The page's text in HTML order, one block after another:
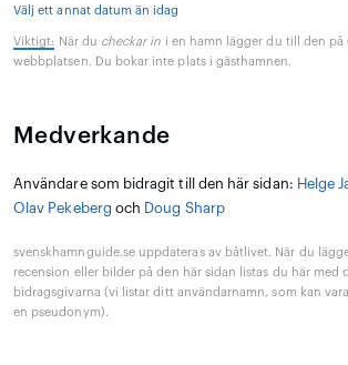
Välj ett annat datum än idag
Viktigt: När du checkar in i en hamn lägger du till den på
webbplatsen. Du bokar inte plats i gästhamnen.
Medverkande
Användare som bidragit till den här sidan: Helge
Olav Pekeberg och Doug Sharp
svenskhamnguide.se uppdateras av båtlivet. När du
recension eller bilder på den här sidan listas du här med
bidragsgivarna (vi listar ditt användarnamn, som kan
en pseudonym).